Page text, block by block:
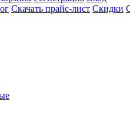
Скачать прайс-лист Скидки